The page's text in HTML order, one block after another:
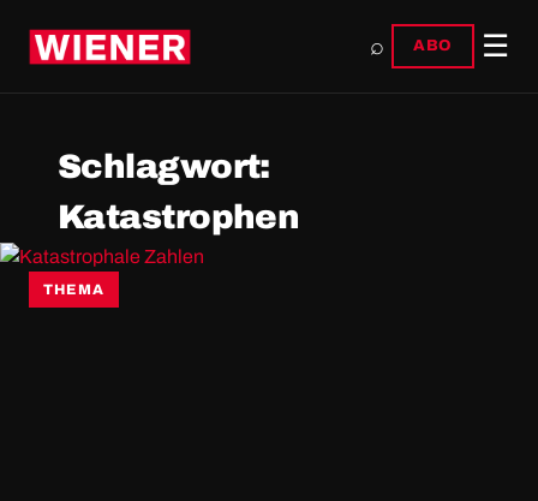
⌕ ABO ☰
Schlagwort:
Katastrophen
THEMA